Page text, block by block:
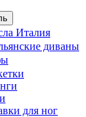
Италия
диваны
для ног